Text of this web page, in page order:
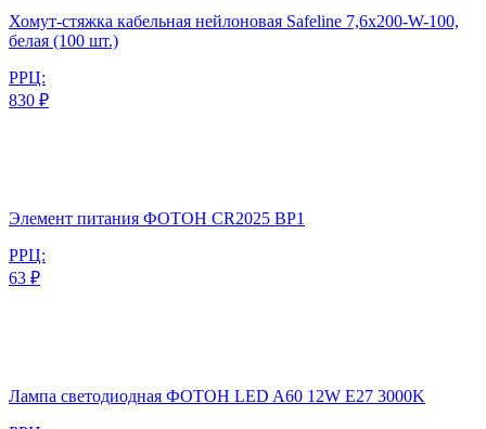
Хомут-стяжка кабельная нейлоновая Safeline 7,6x200-W-100,
белая (100 шт.)
РРЦ:
830 ₽
Элемент питания ФОТОН CR2025 BP1
РРЦ:
63 ₽
Лампа светодиодная ФОТОН LED A60 12W E27 3000K